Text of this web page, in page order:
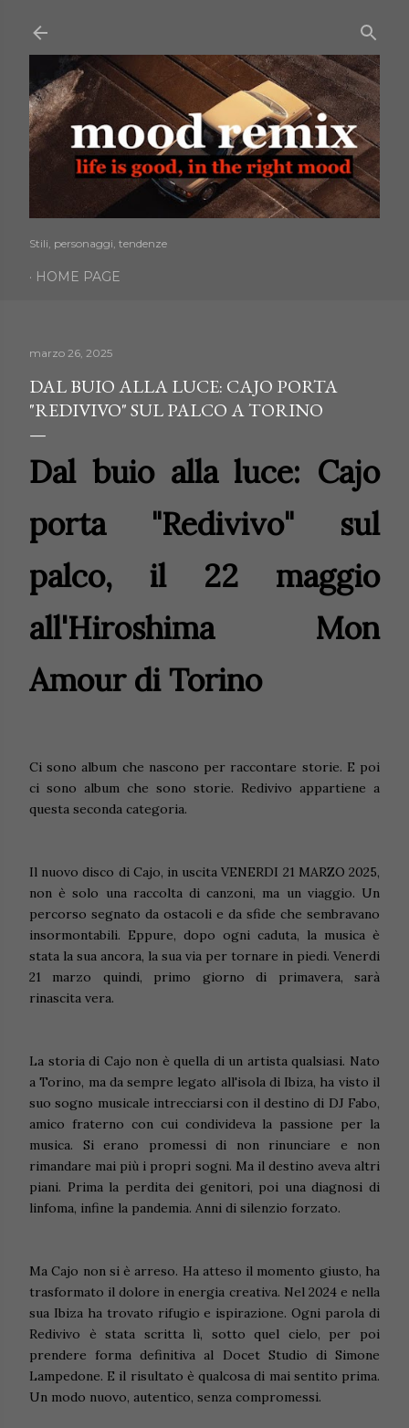
Stili, personaggi, tendenze
HOME PAGE
marzo 26, 2025
DAL BUIO ALLA LUCE: CAJO PORTA
"REDIVIVO" SUL PALCO A TORINO
Dal buio alla luce: Cajo
porta "Redivivo" sul
palco, il 22 maggio
all'Hiroshima Mon
Amour di Torino
Ci sono album che nascono per raccontare storie. E poi
ci sono album che sono storie. Redivivo appartiene a
questa seconda categoria.
Il nuovo disco di Cajo, in uscita VENERDI 21 MARZO 2025,
non è solo una raccolta di canzoni, ma un viaggio. Un
percorso segnato da ostacoli e da sfide che sembravano
insormontabili. Eppure, dopo ogni caduta, la musica è
stata la sua ancora, la sua via per tornare in piedi. Venerdi
21 marzo quindi, primo giorno di primavera, sarà
rinascita vera.
La storia di Cajo non è quella di un artista qualsiasi. Nato
a Torino, ma da sempre legato all'isola di Ibiza, ha visto il
suo sogno musicale intrecciarsi con il destino di DJ Fabo,
amico fraterno con cui condivideva la passione per la
musica. Si erano promessi di non rinunciare e non
rimandare mai più i propri sogni. Ma il destino aveva altri
piani. Prima la perdita dei genitori, poi una diagnosi di
linfoma, infine la pandemia. Anni di silenzio forzato.
Ma Cajo non si è arreso. Ha atteso il momento giusto, ha
trasformato il dolore in energia creativa. Nel 2024 e nella
sua Ibiza ha trovato rifugio e ispirazione. Ogni parola di
Redivivo è stata scritta lì, sotto quel cielo, per poi
prendere forma definitiva al Docet Studio di Simone
Lampedone. E il risultato è qualcosa di mai sentito prima.
Un modo nuovo, autentico, senza compromessi.